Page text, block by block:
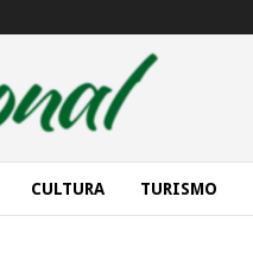
CULTURA TURISMO